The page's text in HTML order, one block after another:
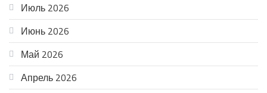
Июль 2026
Июнь 2026
Май 2026
Апрель 2026